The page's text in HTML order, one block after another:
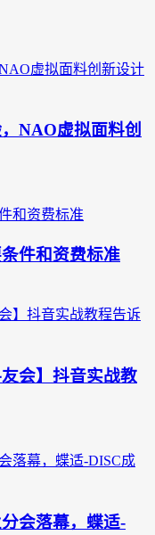
NAO虚拟面料创
件和资费标准
会】抖音实战教
会落幕，蝶适-